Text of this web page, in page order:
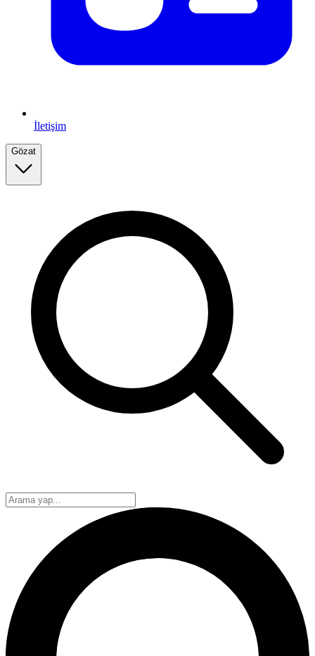
İletişim
Gözat